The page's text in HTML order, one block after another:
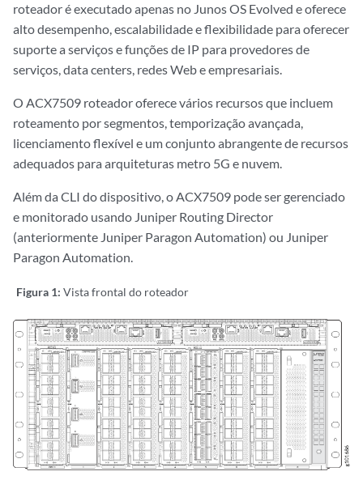
roteador é executado apenas no Junos OS Evolved e oferece
alto desempenho, escalabilidade e flexibilidade para oferecer
suporte a serviços e funções de IP para provedores de
serviços, data centers, redes Web e empresariais.
O ACX7509 roteador oferece vários recursos que incluem
roteamento por segmentos, temporização avançada,
licenciamento flexível e um conjunto abrangente de recursos
adequados para arquiteturas metro 5G e nuvem.
Além da CLI do dispositivo, o ACX7509 pode ser gerenciado
e monitorado usando Juniper Routing Director
(anteriormente Juniper Paragon Automation) ou Juniper
Paragon Automation.
Figura 1: Vista frontal do roteador